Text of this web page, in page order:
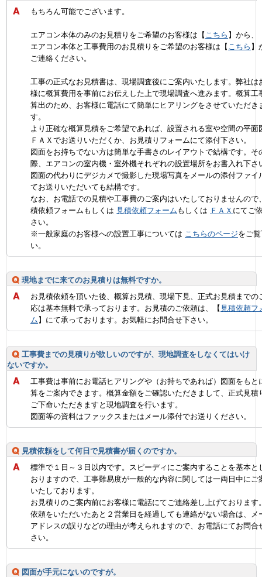
もちろん可能でございます。
エアコン本体のみのお見積りをご希望のお客様は【 こちら 】から、
エアコン本体と工事費用のお見積りをご希望のお客様は【 こちら 】
ご連絡ください。
工事の正式なお見積書は、現場調査後にご案内いたします。弊社は
様に概算費用を事前にお伝えした上で現場調査へ進みます。概算工
算出のため、お客様に電話にて簡単にヒアリングをさせていただき
す。
より正確な概算見積をご希望であれば、設置される室や空間の平面
ＦＡＸでお送りいただくか、お見積りフォームにて添付下さい。
図面をお持ちでない方は簡単な手書きのレイアウトで結構です。そ
際、エアコンの室内機・室外機それぞれの設置場所をお書入れ下さ
図面の代わりにデジカメで撮影した現場写真をメールの添付ファイ
てお送りいただいても結構です。
なお、お電話での見積や工事費のご案内はいたしておりませんので
積依頼フォームもしくは 見積依頼フォーム もしくは ＦＡＸ にてご
さい。
※一般家庭のお客様への設置工事については こちらのページをご
い。
現地までに来てのお見積りは無料ですか。
お見積依頼を頂いた後、概算お見積、現場下見、正式お見積までの
応は基本無料で承っております。お見積のご依頼は、【 見積依頼フ
ム】にて承っております。お気軽にお問合せ下さい。
工事費までの見積りが欲しいのですが、現地調査をしなくてはいけ
ないですか。
工事費は事前にお電話ヒアリングや（お持ちであれば）図面をもと
算をご案内できます。概算金額をご確認いただきまして、正式見積
ご下命いただきますと現地調査を行います。
図面等の資料はファックスまたはメール添付でお送りください。
見積依頼をして何日で見積書が届くのですか。
標準で１日～３日以内です。スピーディにご案内することを基本と
おりますので、工事難易度が一般的な内容に関しては一両日中にご
いたしております。
お見積りのご案内前にお客様に電話にてご連絡差し上げております
依頼をいただいたあと２営業日を経過しても連絡がない場合は、メ
アドレスの誤りなどの理由が考えられますので、お電話にてお問合
さい。
図面が手元にないのですが。